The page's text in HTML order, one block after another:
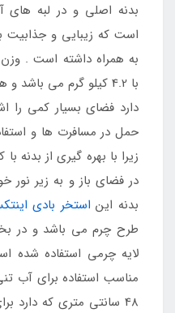
بدنه اصلی و در لبه های
است که زیبایی و جذابیت
به همراه داشته است .
با 4.2 کیلو گرم می
دارد فضای بسیار کمی را
حمل در مسافرت ها و
زیرا با بهره گیری از بدنه
در فضای باز و به زیر نور
بدنه این استخر بادی
طرح چرم می باشد و در
لایه چرمی استفاده شده
مناسب استفاده برای آب
48 سانتی متری که دارد